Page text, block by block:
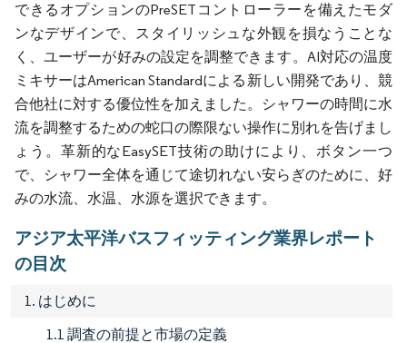
できるオプションのPreSETコントローラーを備えたモダ
ンなデザインで、スタイリッシュな外観を損なうことな
く、ユーザーが好みの設定を調整できます。AI対応の温度
ミキサーはAmerican Standardによる新しい開発であり、競
合他社に対する優位性を加えました。シャワーの時間に水
流を調整するための蛇口の際限ない操作に別れを告げまし
ょう。革新的なEasySET技術の助けにより、ボタン一つ
で、シャワー全体を通じて途切れない安らぎのために、好
みの水流、水温、水源を選択できます。
アジア太平洋バスフィッティング業界レポート
の目次
1. はじめに
1.1 調査の前提と市場の定義